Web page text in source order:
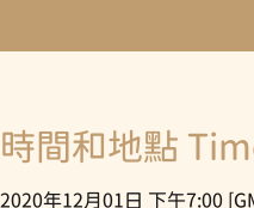
時間和地點
2020年12月01日 下午7:00